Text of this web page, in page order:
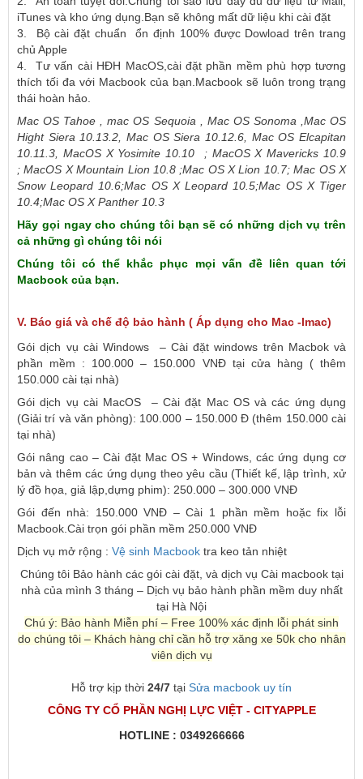
iTunes và kho ứng dụng.Bạn sẽ không mất dữ liệu khi cài đặt
3. Bộ cài đặt chuẩn ổn định 100% được Dowload trên trang
chủ Apple
4. Tư vấn cài HĐH MacOS,cài đặt phần mềm phù hợp tương
thích tối đa với Macbook của bạn.Macbook sẽ luôn trong trạng
thái hoàn hảo.
Mac OS Tahoe , mac OS Sequoia , Mac OS Sonoma ,Mac OS
Hight Siera 10.13.2, Mac OS Siera 10.12.6, Mac OS Elcapitan
10.11.3, MacOS X Yosimite 10.10 ; MacOS X Mavericks 10.9
; MacOS X Mountain Lion 10.8 ;Mac OS X Lion 10.7; Mac OS X
Snow Leopard 10.6;Mac OS X Leopard 10.5;Mac OS X Tiger
10.4;Mac OS X Panther 10.3
Hãy gọi ngay cho chúng tôi bạn sẽ có những dịch vụ trên
cả những gì chúng tôi nói
Chúng tôi có thể khắc phục mọi vấn đề liên quan tới
Macbook của bạn.
V. Báo giá và chế độ bảo hành ( Áp dụng cho Mac -Imac)
Gói dịch vụ cài Windows – Cài đặt windows trên Macbok và
phần mềm : 100.000 – 150.000 VNĐ tại cửa hàng ( thêm
150.000 cài tại nhà)
Gói dịch vụ cài MacOS – Cài đặt Mac OS và các ứng dụng
(Giải trí và văn phòng): 100.000 – 150.000 Đ (thêm 150.000 cài
tại nhà)
Gói nâng cao – Cài đặt Mac OS + Windows, các ứng dụng cơ
bản và thêm các ứng dụng theo yêu cầu (Thiết kế, lập trình, xử
lý đồ họa, giả lập,dựng phim): 250.000 – 300.000 VNĐ
Gói đến nhà: 150.000 VNĐ – Cài 1 phần mềm hoặc fix lỗi
Macbook.Cài trọn gói phần mềm 250.000 VNĐ
Dịch vụ mở rộng : Vệ sinh Macbook tra keo tản nhiệt
Chúng tôi Bảo hành các gói cài đặt, và dịch vụ Cài macbook tại
nhà của mình 3 tháng – Dịch vụ bảo hành phần mềm duy nhất
tại Hà Nội
Chú ý: Bảo hành Miễn phí – Free 100% xác định lỗi phát sinh
do chúng tôi – Khách hàng chỉ cần hỗ trợ xăng xe 50k cho nhân
viên dịch vụ
Hỗ trợ kịp thời 24/7 tại Sửa macbook uy tín
CÔNG TY CỔ PHẦN NGHỊ LỰC VIỆT - CITYAPPLE
HOTLINE : 0349266666